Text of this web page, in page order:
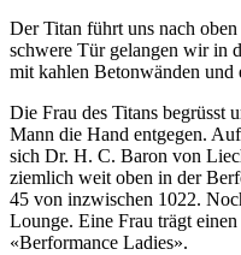
Der Titan führt uns nach
schwere Tür gelangen wir in
mit kahlen Betonwänden und
Die Frau des Titans begrüsst
Mann die Hand entgegen.
sich Dr. H. C. Baron von
ziemlich weit oben in der
45 von inzwischen 1022.
Lounge. Eine Frau trägt
«Berformance Ladies».